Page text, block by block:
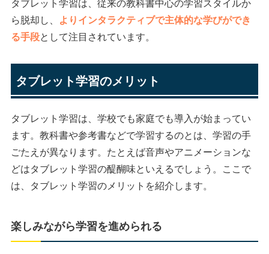
タブレット学習は、従来の教科書中心の学習スタイルか
ら脱却し、
よりインタラクティブで主体的な学びができ
る手段として注目されています。
タブレット学習のメリット
タブレット学習は、学校でも家庭でも導入が始まってい
ます。教科書や参考書などで学習するのとは、学習の手
ごたえが異なります。たとえば音声やアニメーションな
どはタブレット学習の醍醐味といえるでしょう。ここで
は、タブレット学習のメリットを紹介します。
楽しみながら学習を進められる